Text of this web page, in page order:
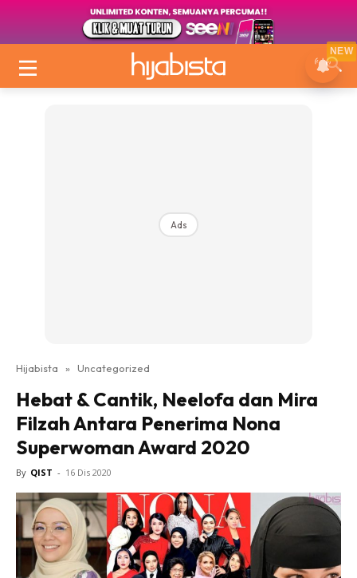
Ads
Hijabista » Uncategorized
Hebat & Cantik, Neelofa dan Mira
Filzah Antara Penerima Nona
Superwoman Award 2020
By QIST - 16 Dis 2020
NEW